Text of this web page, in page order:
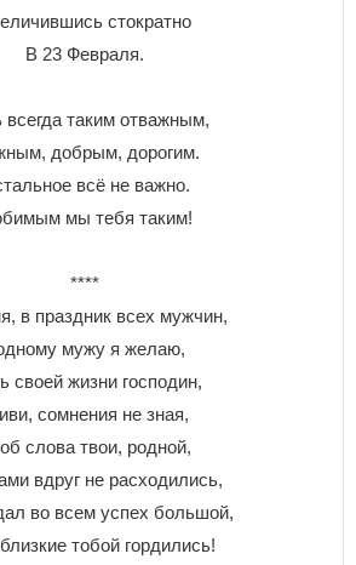
стократно
В 23 Февраля.
всегда таким отважным,
добрым, дорогим.
всё не важно.
мы тебя таким!
****
в праздник всех мужчин,
мужу я желаю,
своей жизни господин,
сомнения не зная,
слова твои, родной,
вдруг не расходились,
во всем успех большой,
тобой гордились!